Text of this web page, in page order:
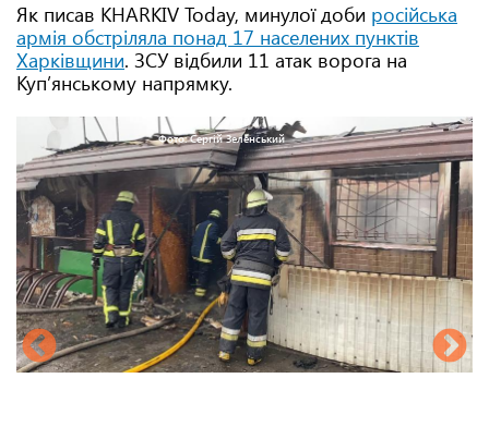
Як писав KHARKIV Today, минулої доби російська
армія обстріляла понад 17 населених пунктів
Харківщини. ЗСУ відбили 11 атак ворога на
Куп’янському напрямку.
Фото: Сергій Зеленський